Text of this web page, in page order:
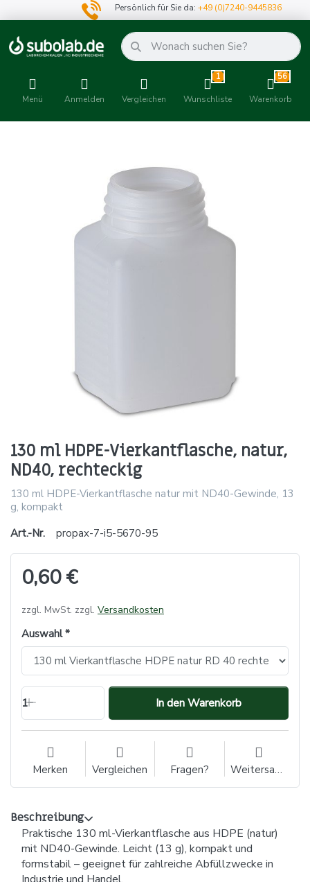
Persönlich für Sie da:+49 (0)7240-9445836
Menü Anmelden Vergleichen
1
Wunschliste
56
Warenkorb
130 ml HDPE-Vierkantflasche, natur,
ND40, rechteckig
130 ml HDPE-Vierkantflasche natur mit ND40-Gewinde, 13
g, kompakt
Art.-Nr.
propax-7-i5-5670-95
0,60 €
zzgl. MwSt. zzgl. Versandkosten
Auswahl
1 In den Warenkorb
Merken Vergleichen Fragen? Weitersagen
Beschreibung
Praktische 130 ml-Vierkantflasche aus HDPE (natur)
mit ND40-Gewinde. Leicht (13 g), kompakt und
formstabil – geeignet für zahlreiche Abfüllzwecke in